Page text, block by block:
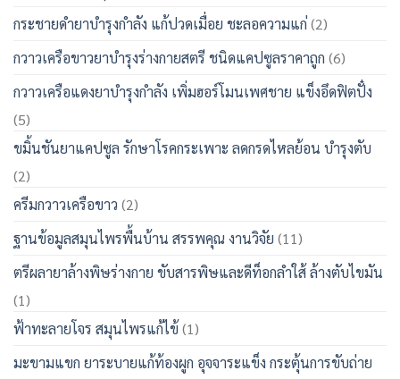
กระชายดำยาบำรุงกำลัง แก้ปวดเมื่อย ชะลอความแก่(2)
กวาวเครือขาวยาบำรุงร่างกายสตรี ชนิดแคปซูลราคาถูก (6)
กวาวเครือแดงยาบำรุงกำลัง เพิ่มฮอร์โมนเพศชาย แข็งอึดฟิตปั๋ง
(5)
ขมิ้นชันยาแคปซูล รักษาโรคกระเพาะ ลดกรดไหลย้อน บำรุงตับ
(2)
ครีมกวาวเครือขาว (2)
ฐานข้อมูลสมุนไพรพื้นบ้าน สรรพคุณ งานวิจัย (11)
ตรีผลายาล้างพิษร่างกาย ขับสารพิษและดีท็อกลำใส้ ล้างตับไขมัน
(1)
ฟ้าทะลายโจร สมุนไพรแก้ไข้(1)
มะขามแขก ยาระบายแก้ท้องผูก อุจจาระแข็ง กระตุ้นการขับถ่าย